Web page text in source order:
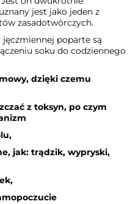
jest jako jeden z
zasadotwórczych.
jęczmiennej poparte są
soku do codziennego
dzięki czemu
z toksyn, po czym
jak: trądzik, wypryski,